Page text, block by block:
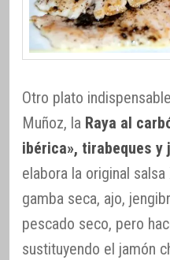
Otro plato
Muñoz, la Raya al
ibérica», tirabeques y
elabora la original
gamba seca, ajo,
pescado seco, pero
sustituyendo el jamón